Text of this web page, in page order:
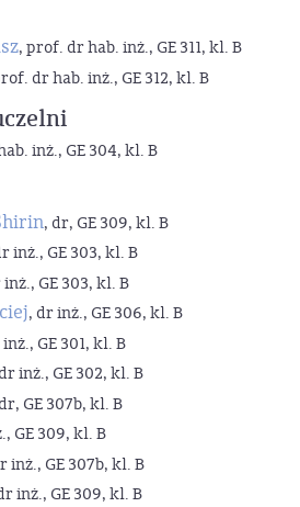
, prof. dr hab. inż., GE 311, kl. B
dr hab. inż., GE 312, kl. B
inż., GE 304, kl. B
, dr, GE 309, kl. B
inż., GE 303, kl. B
inż., GE 303, kl. B
, dr inż., GE 306, kl. B
GE 301, kl. B
inż., GE 302, kl. B
GE 307b, kl. B
GE 309, kl. B
inż., GE 307b, kl. B
inż., GE 309, kl. B